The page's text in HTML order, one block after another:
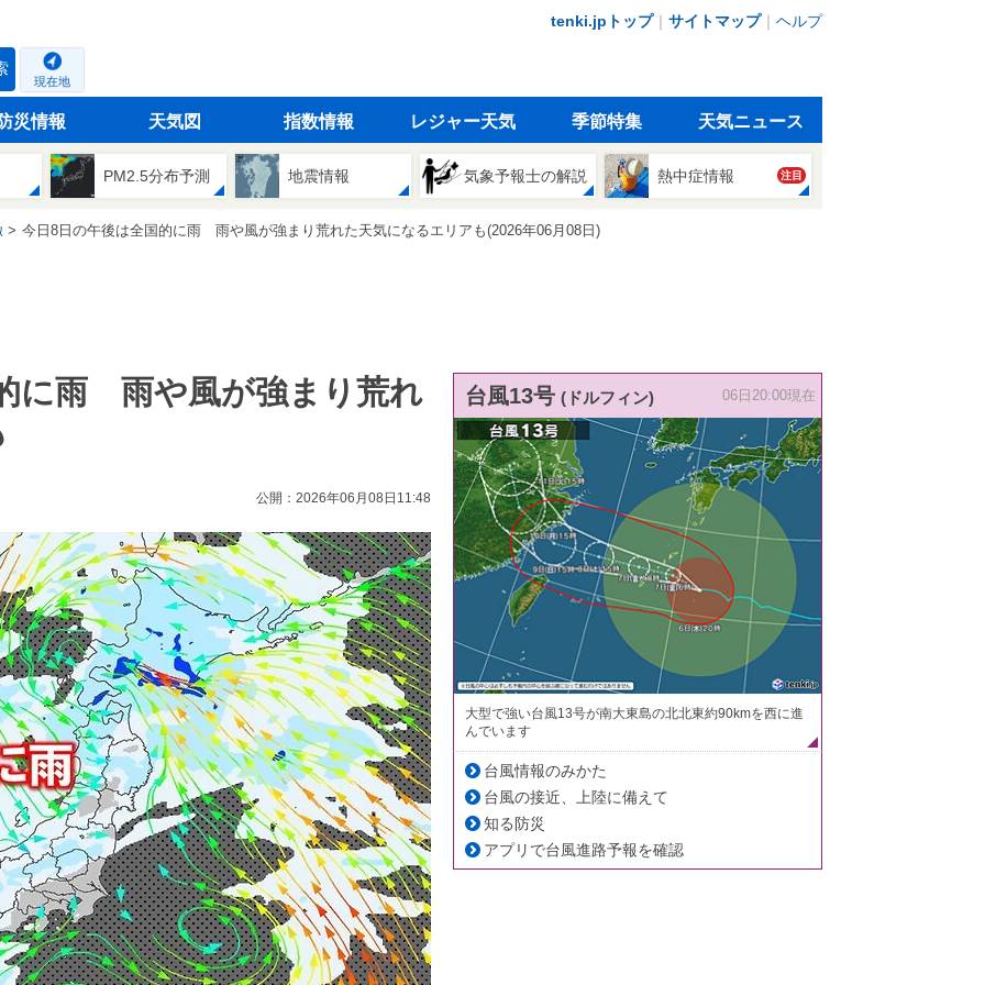
tenki.jpトップ｜ サイトマップ｜ ヘルプ
現在地
災情報 天気図 指数情報 レジャー天気 季節特集 天気ニュース
PM2.5分布予測 地震情報 気象予報士の解説 熱中症情報 注目
今日8日の午後は全国的に雨 雨や風が強まり荒れた天気になるエリアも(2026年06月08日)
に雨 雨や風が強まり荒れ
公開：2026年06月08日11:48
台風13号 (ドルフィン) 06日20:00現在
大型で強い台風13号が南大東島の北北東約90kmを西に進
んでいます
台風情報のみかた
台風の接近、上陸に備えて
知る防災
アプリで台風進路予報を確認